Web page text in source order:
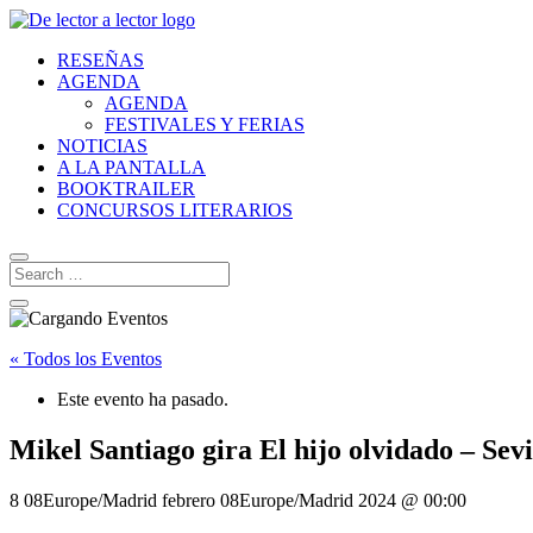
RESEÑAS
AGENDA
AGENDA
FESTIVALES Y FERIAS
NOTICIAS
A LA PANTALLA
BOOKTRAILER
CONCURSOS LITERARIOS
« Todos los Eventos
Este evento ha pasado.
Mikel Santiago gira El hijo olvidado –
8 08Europe/Madrid febrero 08Europe/Madrid 2024 @ 00:00